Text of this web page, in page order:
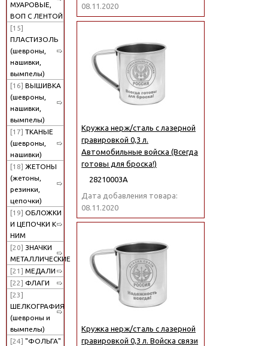
МУАРОВЫЕ,
ВОП С ЛЕНТОЙ
[15]
ПЛАСТИЗОЛЬ
(шевроны,
нашивки,
вымпелы)
[16] ВЫШИВКА
(шевроны,
нашивки,
вымпелы)
[17] ТКАНЫЕ
(шевроны,
нашивки)
[18] ЖЕТОНЫ
(жетоны,
резинки,
цепочки)
[19] ОБЛОЖКИ
И ЦЕПОЧКИ К
НИМ
[20] ЗНАЧКИ
МЕТАЛЛИЧЕСКИЕ
[21] МЕДАЛИ
[22] ФЛАГИ
[23]
ШЕЛКОГРАФИЯ
(шевроны и
вымпелы)
[24] "ФОЛЬГА"
08.11.2020
Кружка нерж/сталь с лазерной
гравировкой 0,3 л.
Автомобильные войска (Всегда
готовы для броска!)
28210003А
Дата добавления товара:
08.11.2020
Кружка нерж/сталь с лазерной
гравировкой 0,3 л. Войска связи